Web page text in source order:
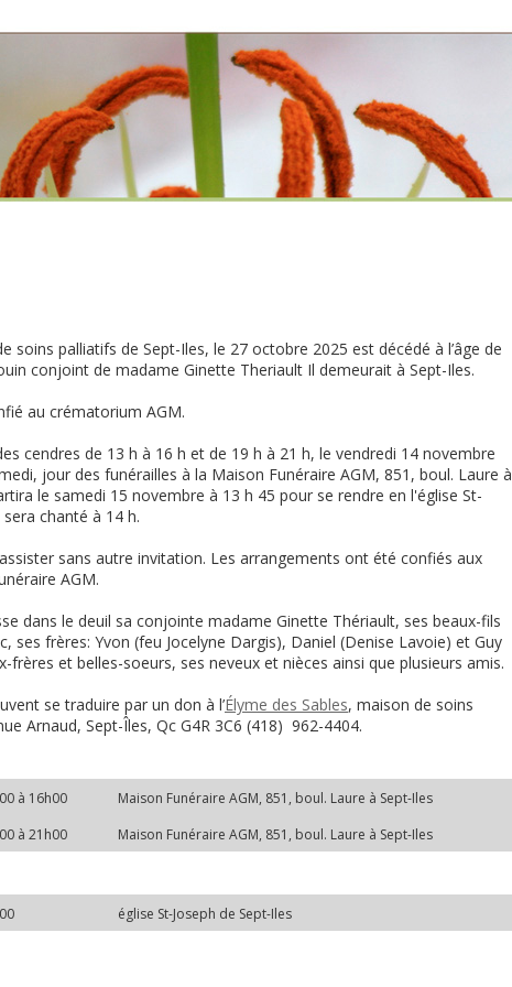
soins palliatifs de Sept-Iles, le 27 octobre 2025 est décédé à l’âge de
conjoint de madame Ginette Theriault Il demeurait à Sept-Iles.
au crématorium AGM.
cendres de 13 h à 16 h et de 19 h à 21 h, le vendredi 14 novembre
jour des funérailles à la Maison Funéraire AGM, 851, boul. Laure à
le samedi 15 novembre à 13 h 45 pour se rendre en l'église St-
chanté à 14 h.
sans autre invitation. Les arrangements ont été confiés aux
AGM.
dans le deuil sa conjointe madame Ginette Thériault, ses beaux-fils
ses frères: Yvon (feu Jocelyne Dargis), Daniel (Denise Lavoie) et Guy
frères et belles-soeurs, ses neveux et nièces ainsi que plusieurs amis.
se traduire par un don à l’Élyme des Sables, maison de soins
Arnaud, Sept-Îles, Qc G4R 3C6 (418) 962-4404.
à 16h00
Maison Funéraire AGM, 851, boul. Laure à Sept-Iles
à 21h00 Maison Funéraire AGM, 851, boul. Laure à Sept-Iles
église St-Joseph de Sept-Iles